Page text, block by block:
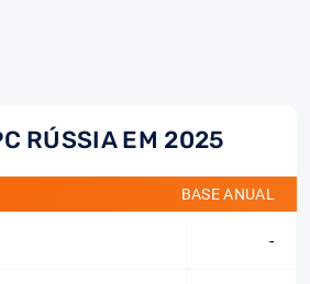
RÚSSIA EM 2025
BASE ANUAL
-